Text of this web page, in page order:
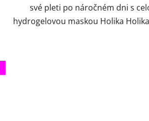
své pleti po náročném dni s
hydrogelovou maskou Holika Holika